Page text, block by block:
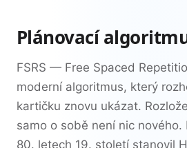
Plánovací
FSRS — Free Spaced
moderní algoritmus, který
kartičku znovu ukázat.
samo o sobě není nic
80. letech 19. století stanovil